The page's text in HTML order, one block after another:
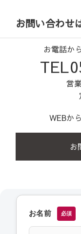
お問い合わせ
お電話か
営
WEBか
お
お名前 必須